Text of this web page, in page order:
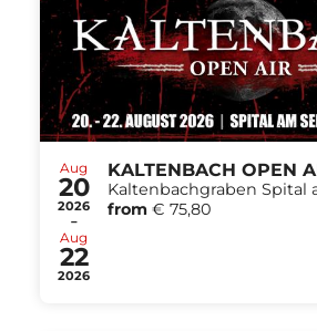
Aug
20
2026
-
Aug
22
2026
KALTENBACH OPEN
Kaltenbachgraben Spital
from € 75,80